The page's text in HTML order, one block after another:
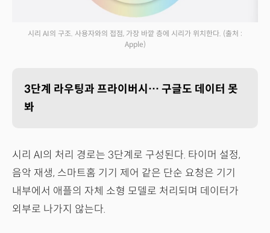
시리 AI의 구조. 사용자와의 접점, 가장 바깥 층에 시리가 위치한다. (출처 :
Apple)
3단계 라우팅과 프라이버시… 구글도 데이터 못
봐
시리 AI의 처리 경로는 3단계로 구성된다. 타이머 설정,
음악 재생, 스마트홈 기기 제어 같은 단순 요청은 기기
내부에서 애플의 자체 소형 모델로 처리되며 데이터가
외부로 나가지 않는다.